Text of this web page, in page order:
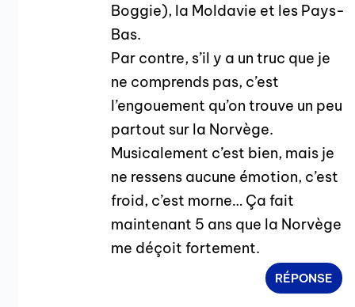
Boggie), la Moldavie et les Pays-
Bas.
Par contre, s’il y a un truc que je
ne comprends pas, c’est
l’engouement qu’on trouve un peu
partout sur la Norvège.
Musicalement c’est bien, mais je
ne ressens aucune émotion, c’est
froid, c’est morne… Ça fait
maintenant 5 ans que la Norvège
me déçoit fortement.
RÉPONSE